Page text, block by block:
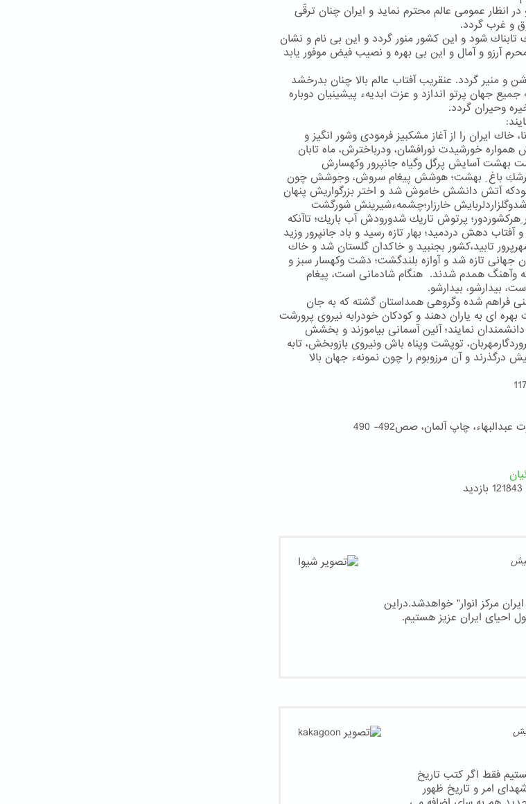
در انظار عمومی عالم محترم نماید و ایران چنان ترقّی
و غرب گردد.
تابناك شود و این كشور منور گردد و این بی نام و نشان
آرزو و آمال و این بی بهره و نصیب فیض موفور یابد
و منیر گردد. عنقریب آفتاب عالم بالا چنان بدرخشد
جمیع جهان پرتو اندازد و عزت ابدیهء پیشینیان دوباره
وحیران گردد.
خاك ایران را از آغاز مشكبیز فرمودی وشور انگیز و
همواره خورشیدت نورافشان، ودرباخترش، ماه تابان
بهشت آسایش پرگل وگیاه جانپرور وكهسارش
رشكِ باغ ِ بهشت؛ هوشش پیغام سروش، وجوشش چون
آتش دانشش خاموش شد و اختر بزرگواریش پنهان
خارزار؛چشمهءشیرینش شورگشت
ِهركشوردور؛ پرتوش تاریك شدورودش آب باریك؛ تاآنكه
دهش دردمید؛ بهار تازه رسید و باد جانپرور وزید
تابید،كشور بجنبید و خاكدان گلستان شد و خاك
تازه شد و آوازه بلندگشت؛ دشت وكهسار سبز و
وآهنگ همدم شدند. هنگام شادمانی است، پیغام
بیدارشو، بیدارشو.
فراهم شده وگروهی همداستان گشته كه به جان
ای به یاران دهند و كودكان خودرابه نیروی پرورشت
نمایند؛ آئین آسمانی بیاموزند و بخشش
توپشت وپناه باش ونیروی بازوبخش، تابه
درگذرند و آن مرزوبوم را چون نمونهء جهان بالا
121843 بازدید
مرکز انوار" خواهدشد.دراین
احیای ایران عزیز هستیم.
فقط اگر کتب تاریخ
امر و تاریخ ظهور